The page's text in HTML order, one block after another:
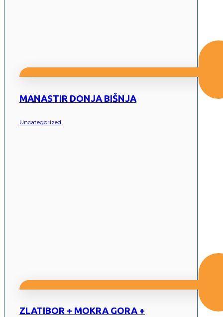
MANASTIR DONJA BIŠNJA
Uncategorized
ZLATIBOR + MOKRA GORA +